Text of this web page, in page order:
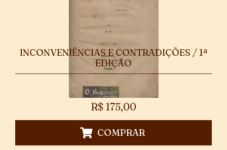
INCONVENIÊNCIAS E CONTRADIÇÕES / 1ª
EDIÇÃO
R$ 175,00
COMPRAR